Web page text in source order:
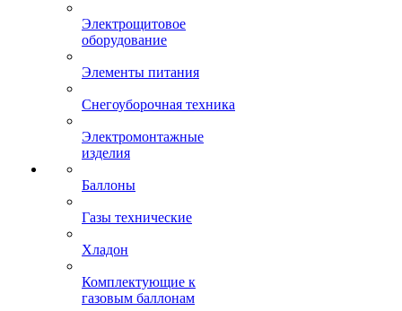
Электрощитовое
оборудование
Элементы питания
Снегоуборочная техника
Электромонтажные
изделия
Баллоны
Газы технические
Хладон
Комплектующие к
газовым баллонам